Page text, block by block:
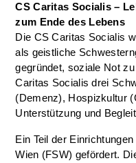
CS Caritas Socialis –
zum Ende des Lebens
Die CS Caritas Socialis
als geistliche
gegründet, soziale Not
Caritas Socialis drei
(Demenz), Hospizkultur
Unterstützung und
Ein Teil der
Wien (FSW) gefördert.